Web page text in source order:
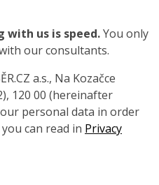
with us is speed.You only
our consultants.
a.s., Na Kozačce
120 00 (hereinafter
personal data in order
can read in Privacy